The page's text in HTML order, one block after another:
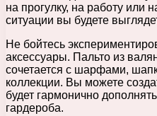
на прогулку, на работу или
ситуации вы будете
Не бойтесь
аксессуары. Пальто из
сочетается с шарфами,
коллекции. Вы можете
будет гармонично
гардероба.